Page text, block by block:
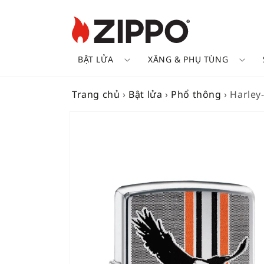
BẬT LỬA XĂNG & PHỤ TÙNG
Trang chủ › Bật lửa › Phổ thông ›